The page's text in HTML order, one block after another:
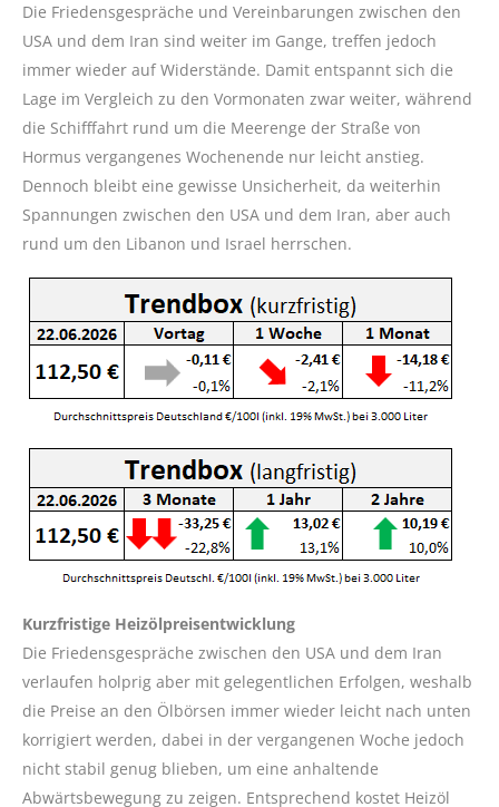
Die Friedensgespräche und Vereinbarungen zwischen den
USA und dem Iran sind weiter im Gange, treffen jedoch
immer wieder auf Widerstände. Damit entspannt sich die
Lage im Vergleich zu den Vormonaten zwar weiter, während
die Schifffahrt rund um die Meerenge der Straße von
Hormus vergangenes Wochenende nur leicht anstieg.
Dennoch bleibt eine gewisse Unsicherheit, da weiterhin
Spannungen zwischen den USA und dem Iran, aber auch
rund um den Libanon und Israel herrschen.
Kurzfristige Heizölpreisentwicklung
Die Friedensgespräche zwischen den USA und dem Iran
verlaufen holprig aber mit gelegentlichen Erfolgen, weshalb
die Preise an den Ölbörsen immer wieder leicht nach unten
korrigiert werden, dabei in der vergangenen Woche jedoch
nicht stabil genug blieben, um eine anhaltende
Abwärtsbewegung zu zeigen. Entsprechend kostet Heizöl